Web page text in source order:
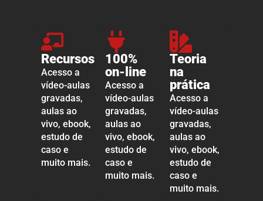
Recursos
Acesso a
vídeo-aulas
gravadas,
aulas ao
vivo, ebook,
estudo de
caso e
muito mais.
100%
on-line
Acesso a
vídeo-aulas
gravadas,
aulas ao
vivo, ebook,
estudo de
caso e
muito mais.
Teoria
na
prática
Acesso a
vídeo-aulas
gravadas,
aulas ao
vivo, ebook,
estudo de
caso e
muito mais.